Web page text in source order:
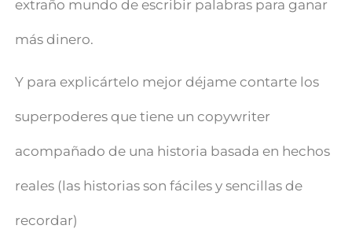
extraño mundo de escribir palabras para ganar
más dinero.
Y para explicártelo mejor déjame contarte los
superpoderes que tiene un copywriter
acompañado de una historia basada en hechos
reales (las historias son fáciles y sencillas de
recordar)